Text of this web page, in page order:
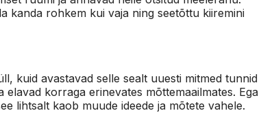
kanda rohkem kui vaja ning seetõttu kiiremini
kuid avastavad selle sealt uuesti mitmed tunnid
korraga erinevates mõttemaailmates. Ega
lihtsalt kaob muude ideede ja mõtete vahele.